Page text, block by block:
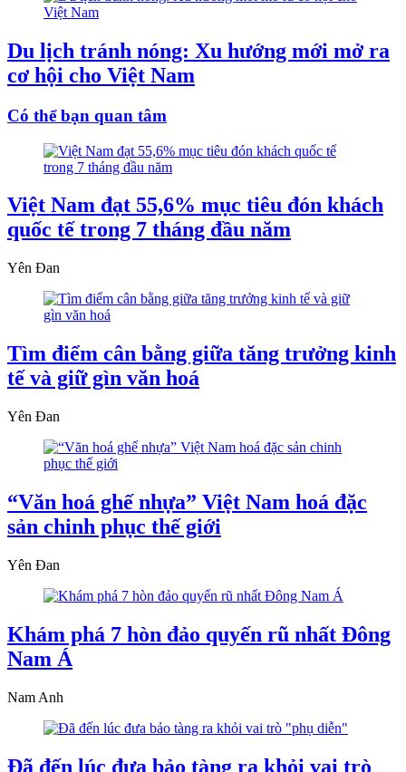
Du lịch tránh nóng: Xu hướng mới mở ra
cơ hội cho Việt Nam
Có thể bạn quan tâm
Việt Nam đạt 55,6% mục tiêu đón khách
quốc tế trong 7 tháng đầu năm
Yên Đan
Tìm điểm cân bằng giữa tăng trưởng kinh
tế và giữ gìn văn hoá
Yên Đan
“Văn hoá ghế nhựa” Việt Nam hoá đặc
sản chinh phục thế giới
Yên Đan
Khám phá 7 hòn đảo quyến rũ nhất Đông
Nam Á
Nam Anh
Đã đến lúc đưa bảo tàng ra khỏi vai trò